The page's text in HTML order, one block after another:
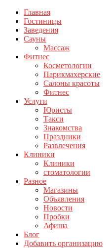
Главная
Гостиницы
Заведения
Сауны
Массаж
Фитнес
Косметологии
Парикмахерские
Салоны красоты
Фитнес
Услуги
Юристы
Такси
Знакомства
Праздники
Развлечения
Клиники
Клиники
стоматологии
Разное
Магазины
Объявления
Новости
Пробки
Афиша
Блог
Добавить организацию